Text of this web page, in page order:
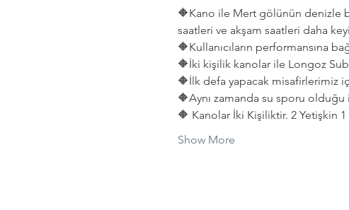
🔶Kano ile Mert gölünün denizle
saatleri ve akşam saatleri daha
🔶Kullanıcıların performansına
🔶İki kişilik kanolar ile Longoz
🔶İlk defa yapacak misafirlerimiz
🔶Aynı zamanda su sporu
🔶 Kanolar İki Kişiliktir. 2 Yetişkin
Show More